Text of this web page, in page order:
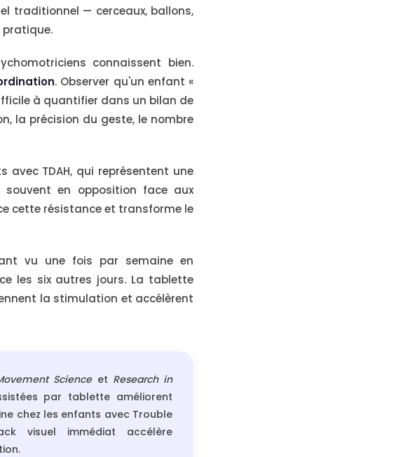
traditionnel — cerceaux, ballons,
pratique.
connaissent bien.
. Observer qu'un enfant «
à quantifier dans un bilan de
la précision du geste, le nombre
avec TDAH, qui représentent une
en opposition face aux
cette résistance et transforme le
vu une fois par semaine en
les six autres jours. La tablette
la stimulation et accélèrent
Scienceet Research in
par tablette améliorent
chez les enfants avec Trouble
visuel immédiat accélère